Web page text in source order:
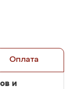
Оплата
и